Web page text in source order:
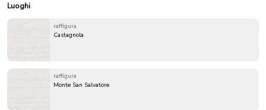
Luoghi
raffigura
Castagnola
raffigura
Monte San Salvatore